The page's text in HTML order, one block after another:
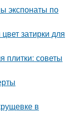
экспонаты по
затирки для
плитки: советы
в